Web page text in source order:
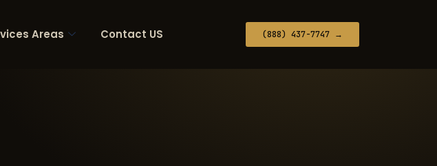
Areas Contact US (888) 437-7747 →